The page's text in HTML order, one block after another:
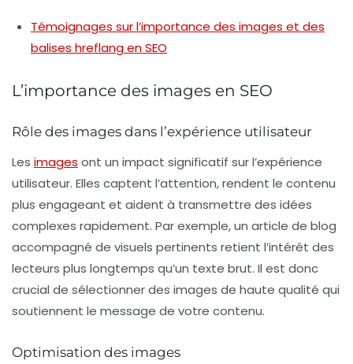
Témoignages sur l’importance des images et des
balises hreflang en SEO
L’importance des images en SEO
Rôle des images dans l’expérience utilisateur
Les images ont un impact significatif sur l’expérience
utilisateur. Elles captent l’attention, rendent le contenu
plus engageant et aident à transmettre des idées
complexes rapidement. Par exemple, un article de blog
accompagné de visuels pertinents retient l’intérêt des
lecteurs plus longtemps qu’un texte brut. Il est donc
crucial de sélectionner des images de haute qualité qui
soutiennent le message de votre contenu.
Optimisation des images